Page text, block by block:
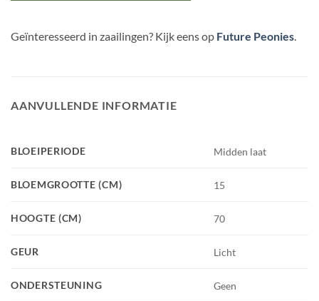
Geïnteresseerd in zaailingen? Kijk eens op Future Peonies
AANVULLENDE INFORMATIE
BLOEIPERIODE Midden laat
BLOEMGROOTTE (CM) 15
HOOGTE (CM) 70
GEUR Licht
ONDERSTEUNING Geen